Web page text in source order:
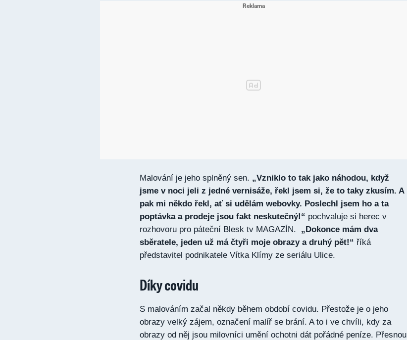
Malování je jeho splněný sen. „Vzniklo to tak jako náhodou, když
jsme v noci jeli z jedné vernisáže, řekl jsem si, že to taky zkusím. A
pak mi někdo řekl, ať si udělám webovky. Poslechl jsem ho a ta
poptávka a prodeje jsou fakt neskutečný!“ pochvaluje si herec v
rozhovoru pro páteční Blesk tv MAGAZÍN. „Dokonce mám dva
sběratele, jeden už má čtyři moje obrazy a druhý pět!“ říká
představitel podnikatele Vítka Klímy ze seriálu Ulice.
Díky covidu
S malováním začal někdy během období covidu. Přestože je o jeho
obrazy velký zájem, označení malíř se brání. A to i ve chvíli, kdy za
obrazy od něj jsou milovníci umění ochotni dát pořádné peníze. Přesnou